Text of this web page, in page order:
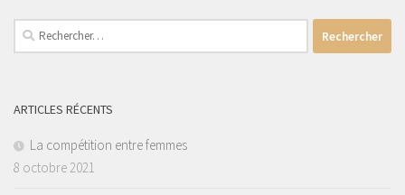
Rechercher :
ARTICLES RÉCENTS
La compétition entre femmes
8 octobre 2021